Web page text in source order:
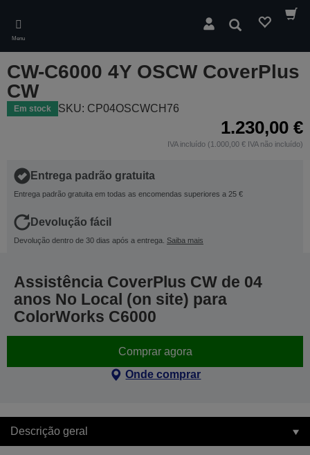
main
content
Menu
Pesquisar
CW-C6000 4Y OSCW CoverPlus
CW
Em stock SKU: CP04OSCWCH76
1.230,00 €
IVA incluído (1.000,00 € IVA não incluído)
Entrega padrão gratuita
Entrega padrão gratuita em todas as encomendas superiores a 25 €
Devolução fácil
Devolução dentro de 30 dias após a entrega. Saiba mais
Assistência CoverPlus CW de 04
anos No Local (on site) para
ColorWorks C6000
Comprar agora
Onde comprar
Descrição geral